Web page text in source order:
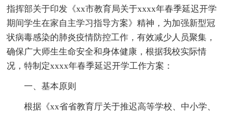
指挥部关于印发《xx市教育局关于xxxx年春季延迟开学
期间学生在家自主学习指导方案》精神，为加强新型冠
状病毒感染的肺炎疫情防控工作，有效减少人员聚集，
确保广大师生生命安全和身体健康，根据我校实际情
况，特制定xxxx年春季延迟开学工作方案：
一、基本原则
根据《xx省省教育厅关于推迟高等学校、中小学、